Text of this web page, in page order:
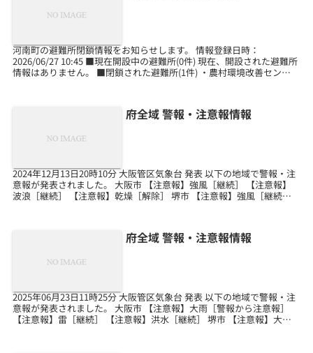
河南町の避難所閉鎖情報をお知らせします。 情報登録日時：
2026/06/27 10:45 ■現在開設中の避難所(0件) 現在、開設された避難所
情報はありません。 ■閉鎖された避難所(1件) ・農村環境改善センタ
府全域 警報・注意報情報
2024年12月13日20時10分 大阪管区気象台 発表 以下の地域で警報・注
意報が発表されました。 大阪市 【注意報】強風［継続］ 【注意報】
波浪［継続］ 【注意報】乾燥［解除］ 堺市 【注意報】強風［継続］
府全域 警報・注意報情報
2025年06月23日11時25分 大阪管区気象台 発表 以下の地域で警報・注
意報が発表されました。 大阪市 【注意報】大雨［警報から注意報］
【注意報】雷［継続］ 【注意報】洪水［継続］ 堺市 【注意報】大雨